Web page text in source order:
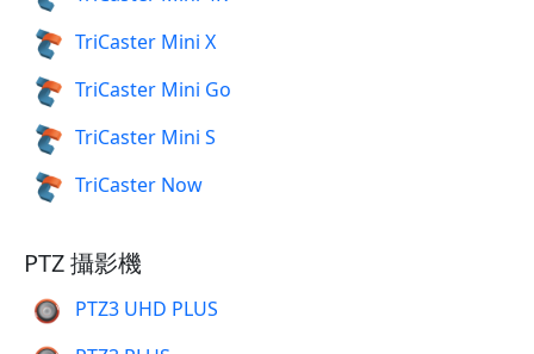
TriCaster Mini X
TriCaster Mini Go
TriCaster Mini S
TriCaster Now
PTZ 攝影機
PTZ3 UHD PLUS